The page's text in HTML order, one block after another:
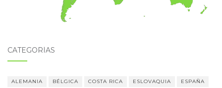
CATEGORÍAS
ALEMANIA BÉLGICA COSTA RICA ESLOVAQUIA ESPAÑA